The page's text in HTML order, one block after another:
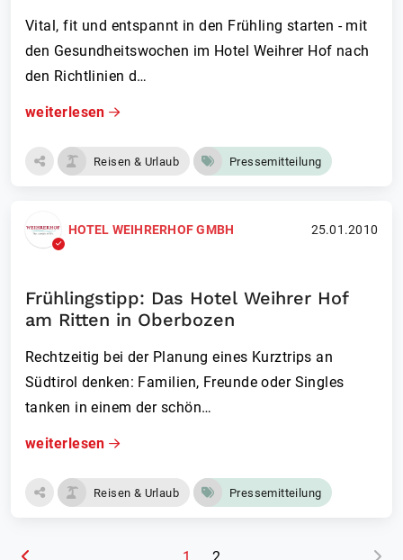
Vital, fit und entspannt in den Frühling starten - mit
den Gesundheitswochen im Hotel Weihrer Hof nach
den Richtlinien d…
weiterlesen
Reisen & Urlaub Pressemitteilung
HOTEL WEIHRERHOF GMBH 25.01.2010
Frühlingstipp: Das Hotel Weihrer Hof
am Ritten in Oberbozen
Rechtzeitig bei der Planung eines Kurztrips an
Südtirol denken: Familien, Freunde oder Singles
tanken in einem der schön…
weiterlesen
Reisen & Urlaub Pressemitteilung